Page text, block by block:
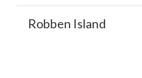
Robben Island